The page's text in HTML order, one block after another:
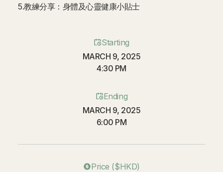
5.教練分享：身體及心靈健康小貼士
Starting
MARCH 9, 2025
4:30 PM
Ending
MARCH 9, 2025
6:00 PM
Price ($HKD)